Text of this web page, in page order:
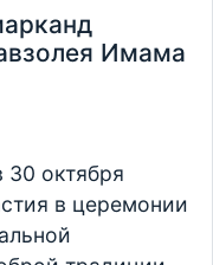
Имама
октября
в церемонии